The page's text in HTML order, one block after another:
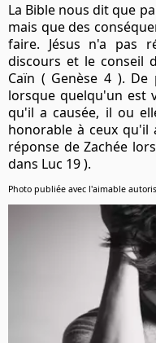
La Bible nous dit que
mais que des
faire. Jésus n'a pas
discours et le conseil
Caïn ( Genèse 4 ).
lorsque quelqu'un est
qu'il a causée, il ou
honorable à ceux qu'il
réponse de Zachée
dans Luc 19 ).
Photo publiée avec l'aimable